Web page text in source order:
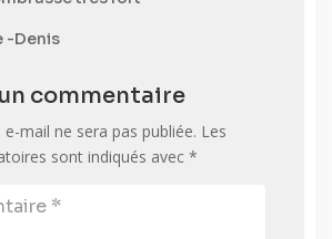
-Denis
commentaire
mail ne sera pas publiée. Les
sont indiqués avec *